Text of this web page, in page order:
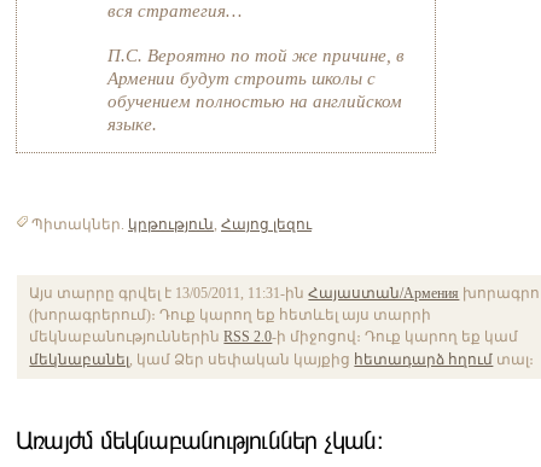
вся стратегия…
П.С. Вероятно по той же причине, в
Армении будут строить школы с
обучением полностью на английском
языке.
Պիտակներ. կրթություն Հայոց լեզու
Այս տարրը գրվել է 13/05/2011, 11:31-ինՀայաստան/Армения
(խորագրերում)։ Դուք կարող եք հետևել այս տարրի
մեկնաբանություններինRSS 2.0-ի միջոցով։ Դուք կարող եք կամ
մեկնաբանել, կամ Ձեր սեփական կայքից հետադարձ հղում տալ։
Առայժմ մեկնաբանություններ չկան։